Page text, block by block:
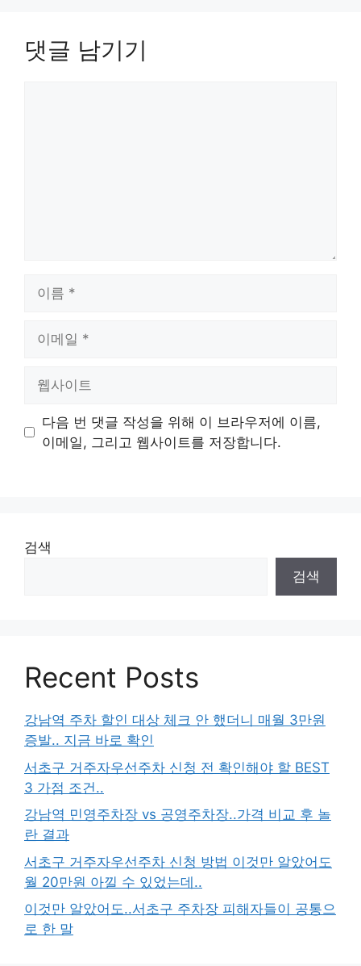
댓글 남기기
트
다음 번 댓글 작성을 위해 이 브라우저에 이름,
이메일, 그리고 웹사이트를 저장합니다.
검색
검색
Recent Posts
강남역 주차 할인 대상 체크 안 했더니 매월 3만원
증발.. 지금 바로 확인
서초구 거주자우선주차 신청 전 확인해야 할 BEST
3 가점 조건..
강남역 민영주차장 vs 공영주차장..가격 비교 후 놀
란 결과
서초구 거주자우선주차 신청 방법 이것만 알았어도
월 20만원 아낄 수 있었는데..
이것만 알았어도..서초구 주차장 피해자들이 공통으
로 한 말